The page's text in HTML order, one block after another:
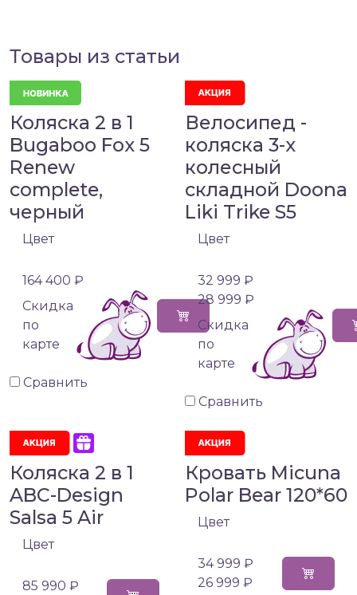
Товары из статьи
Коляска 2 в 1
Bugaboo Fox 5
Renew
complete,
черный
Цвет
164 400 ₽
Cкидка
по
карте
Сравнить
Велосипед -
коляска 3-х
колесный
складной Doona
Liki Trike S5
Цвет
32 999 ₽
28 999 ₽
Cкидка
по
карте
Сравнить
Коляска 2 в 1
ABC-Design
Salsa 5 Air
Цвет
85 990 ₽
Кровать Micuna
Polar Bear 120*60
Цвет
34 999 ₽
26 999 ₽